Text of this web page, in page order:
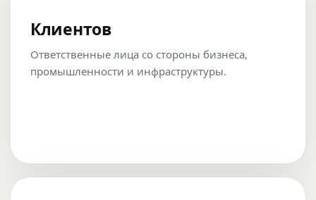
Клиентов
Ответственные лица со стороны бизнеса,
промышленности и инфраструктуры.